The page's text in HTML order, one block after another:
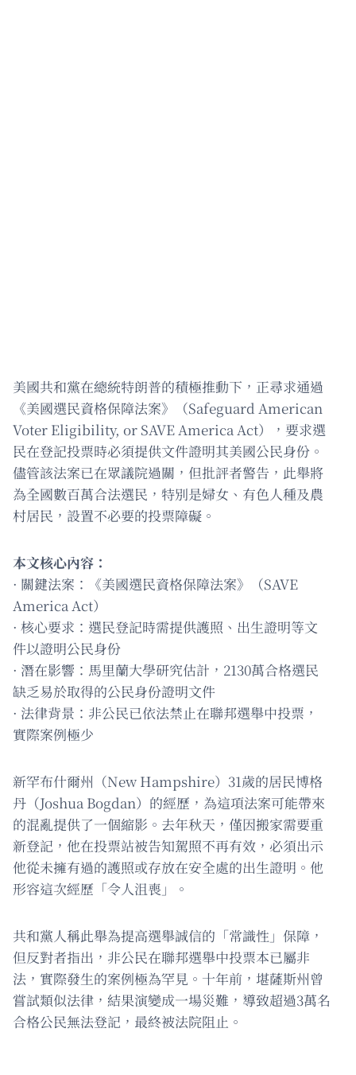
美國共和黨在總統特朗普的積極推動下，正尋求通過
《美國選民資格保障法案》（Safeguard American
Voter Eligibility, or SAVE America Act），要求選
民在登記投票時必須提供文件證明其美國公民身份。
儘管該法案已在眾議院過關，但批評者警告，此舉將
為全國數百萬合法選民，特別是婦女、有色人種及農
村居民，設置不必要的投票障礙。
本文核心內容：
· 關鍵法案：《美國選民資格保障法案》（SAVE
America Act）
· 核心要求：選民登記時需提供護照、出生證明等文
件以證明公民身份
· 潛在影響：馬里蘭大學研究估計，2130萬合格選民
缺乏易於取得的公民身份證明文件
· 法律背景：非公民已依法禁止在聯邦選舉中投票，
實際案例極少
新罕布什爾州（New Hampshire）31歲的居民博格
丹（Joshua Bogdan）的經歷，為這項法案可能帶來
的混亂提供了一個縮影。去年秋天，僅因搬家需要重
新登記，他在投票站被告知駕照不再有效，必須出示
他從未擁有過的護照或存放在安全處的出生證明。他
形容這次經歷「令人沮喪」。
共和黨人稱此舉為提高選舉誠信的「常識性」保障，
但反對者指出，非公民在聯邦選舉中投票本已屬非
法，實際發生的案例極為罕見。十年前，堪薩斯州曾
嘗試類似法律，結果演變成一場災難，導致超過3萬名
合格公民無法登記，最終被法院阻止。